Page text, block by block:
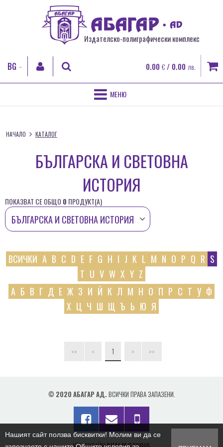
Нашият сайт ползва бисквитки! Молим ви да се
BG
EN
RO
Регистрация
Забравена парола
Издателско-полиграфически комплекс
0.00 € / 0.00 лв.
ПОЛИГРАФИЧЕСКИ УСЛУГИ
ДИГИТАЛЕН ПЕЧАТ
КНИГИ
ПРОДУКТИ
КОНТАКТИ
НАЧАЛО КАТАЛОГ
ПОКАЗВАТ СЕ ОБЩО 0 ПРОДУКТ(A)
БЪЛГАРСКА И СВЕТОВНА
ИСТОРИЯ
ВСИЧКИ A B C D E F G H I J K L M N O P Q R S
T U V W X Y Z
А Б В Г Д Е Ж З И Й К Л М Н О П Р С Т У Ф
Х Ц Ч Ш Щ Ъ Ь Ю Я
<< < 1 > >>
© 2020 АБАГАР АД. ВСИЧКИ ПРАВА ЗАПАЗЕНИ.